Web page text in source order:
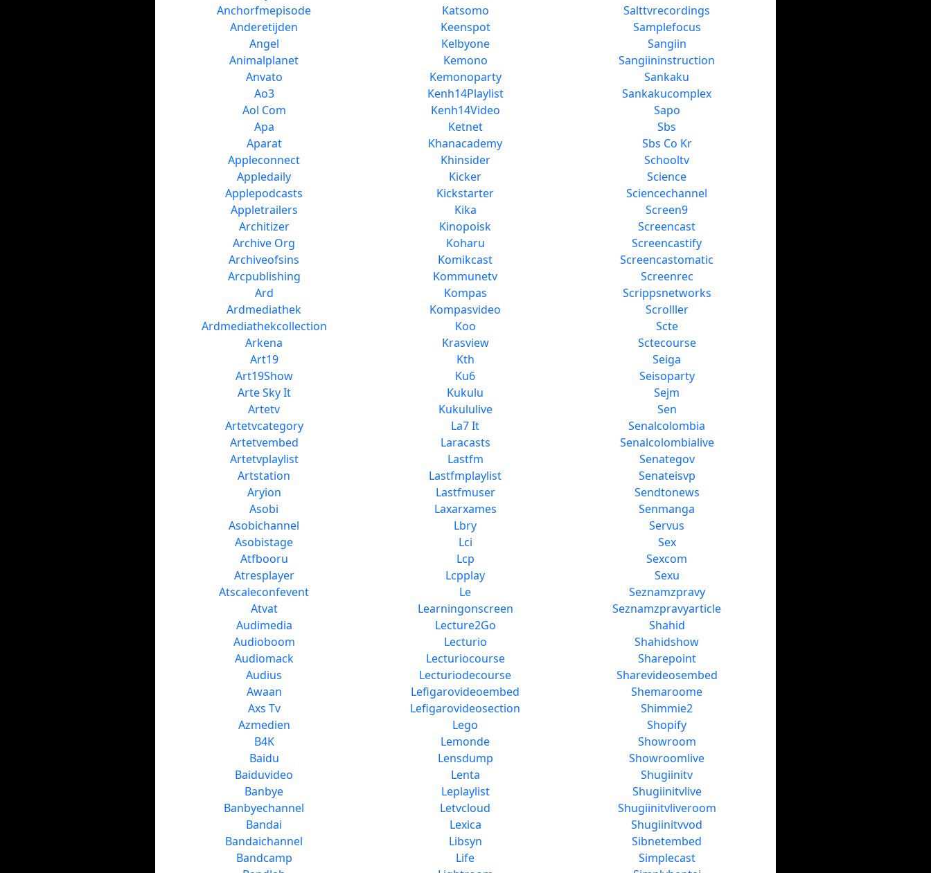
Anchorfmepisode
Anderetijden
Angel
Animalplanet
Anvato
Ao3
Aol Com
Apa
Aparat
Appleconnect
Appledaily
Applepodcasts
Appletrailers
Architizer
Archive Org
Archiveofsins
Arcpublishing
Ard
Ardmediathek
Ardmediathekcollection
Arkena
Art19
Art19Show
Arte Sky It
Artetv
Artetvcategory
Artetvembed
Artetvplaylist
Artstation
Aryion
Asobi
Asobichannel
Asobistage
Atfbooru
Atresplayer
Atscaleconfevent
Atvat
Audimedia
Audioboom
Audiomack
Audius
Awaan
Axs Tv
Azmedien
B4K
Baidu
Baiduvideo
Banbye
Banbyechannel
Bandai
Bandaichannel
Bandcamp
Katsomo
Keenspot
Kelbyone
Kemono
Kemonoparty
Kenh14Playlist
Kenh14Video
Ketnet
Khanacademy
Khinsider
Kicker
Kickstarter
Kika
Kinopoisk
Koharu
Komikcast
Kommunetv
Kompas
Kompasvideo
Koo
Krasview
Kth
Ku6
Kukulu
Kukululive
La7 It
Laracasts
Lastfm
Lastfmplaylist
Lastfmuser
Laxarxames
Lbry
Lci
Lcp
Lcpplay
Le
Learningonscreen
Lecture2Go
Lecturio
Lecturiocourse
Lecturiodecourse
Lefigarovideoembed
Lefigarovideosection
Lego
Lemonde
Lensdump
Lenta
Leplaylist
Letvcloud
Lexica
Libsyn
Life
Salttvrecordings
Samplefocus
Sangiin
Sangiininstruction
Sankaku
Sankakucomplex
Sapo
Sbs
Sbs Co Kr
Schooltv
Science
Sciencechannel
Screen9
Screencast
Screencastify
Screencastomatic
Screenrec
Scrippsnetworks
Scrolller
Scte
Sctecourse
Seiga
Seisoparty
Sejm
Sen
Senalcolombia
Senalcolombialive
Senategov
Senateisvp
Sendtonews
Senmanga
Servus
Sex
Sexcom
Sexu
Seznamzpravy
Seznamzpravyarticle
Shahid
Shahidshow
Sharepoint
Sharevideosembed
Shemaroome
Shimmie2
Shopify
Showroom
Showroomlive
Shugiinitv
Shugiinitvlive
Shugiinitvliveroom
Shugiinitvvod
Sibnetembed
Simplecast